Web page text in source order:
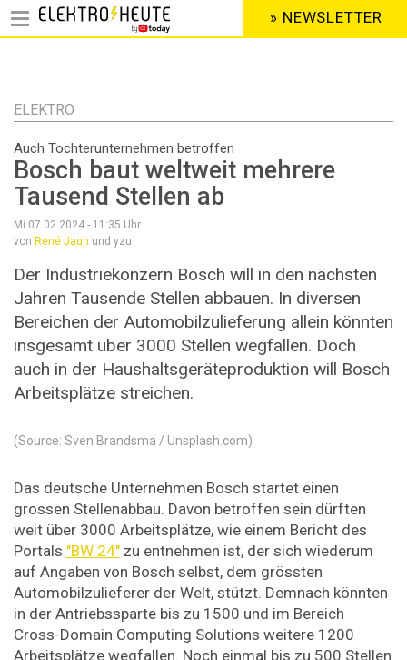
Inhalt
HEADER
MENU
» NEWSLETTER
ELEKTRO
Auch Tochterunternehmen betroffen
Bosch baut weltweit mehrere
Tausend Stellen ab
Mi 07.02.2024 - 11:35 Uhr
von René Jaun und yzu
Der Industriekonzern Bosch will in den nächsten
Jahren Tausende Stellen abbauen. In diversen
Bereichen der Automobilzulieferung allein könnten
insgesamt über 3000 Stellen wegfallen. Doch
auch in der Haushaltsgeräteproduktion will Bosch
Arbeitsplätze streichen.
(Source: Sven Brandsma / Unsplash.com)
Das deutsche Unternehmen Bosch startet einen
grossen Stellenabbau. Davon betroffen sein dürften
weit über 3000 Arbeitsplätze, wie einem Bericht des
Portals "BW 24" zu entnehmen ist, der sich wiederum
auf Angaben von Bosch selbst, dem grössten
Automobilzulieferer der Welt, stützt. Demnach könnten
in der Antriebssparte bis zu 1500 und im Bereich
Cross-Domain Computing Solutions weitere 1200
Arbeitsplätze wegfallen. Noch einmal bis zu 500 Stellen